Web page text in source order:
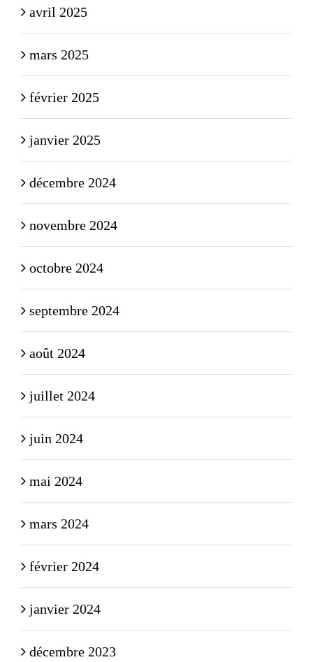
avril 2025
mars 2025
février 2025
janvier 2025
décembre 2024
novembre 2024
octobre 2024
septembre 2024
août 2024
juillet 2024
juin 2024
mai 2024
mars 2024
février 2024
janvier 2024
décembre 2023